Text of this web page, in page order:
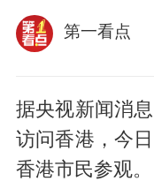
第一看点
据央视新闻消
访问香港，今
香港市民参观。